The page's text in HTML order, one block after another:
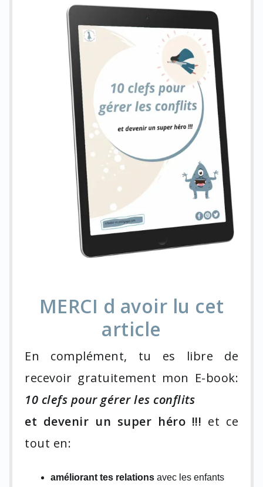
MERCI d avoir lu cet
article
En complément, tu es libre de
recevoir gratuitement mon E-book:
10 clefs pour gérer les conflits
et devenir un super héro !!! et ce
tout en:
améliorant tes relations avec les enfants